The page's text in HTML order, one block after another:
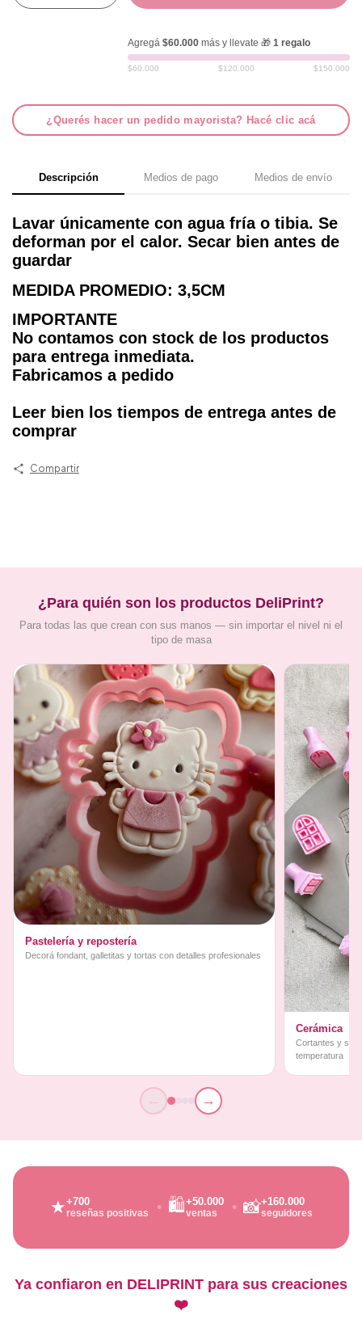
Agregá $60.000más y llevate 🎁 1 regalo
$60.000 $120.000 $150.000
¿Querés hacer un pedido mayorista? Hacé clic acá
Descripción Medios de pago Medios de envío
Lavar únicamente con agua fría o tibia. Se
deforman por el calor. Secar bien antes de
guardar
MEDIDA PROMEDIO: 3,5CM
IMPORTANTE
No contamos con stock de los productos
para entrega inmediata.
Fabricamos a pedido
Leer bien los tiempos de entrega antes de
comprar
Compartir
¿Para quién son los productos DeliPrint?
Para todas las que crean con sus manos — sin importar el nivel ni el
tipo de masa
Pastelería y repostería
Decorá fondant, galletitas y tortas con detalles profesionales
Cerámica
Cortantes y
temperatura
← →
★+700
reseñas positivas 🛍️+50.000
ventas 📸+160.000
seguidores
Ya confiaron en DELIPRINT para sus creaciones
❤️